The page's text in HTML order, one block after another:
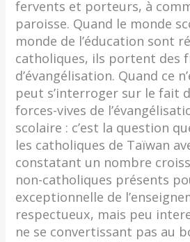
fervents et porteurs, à
paroisse. Quand le monde
monde de l’éducation sont
catholiques, ils portent des
d’évangélisation. Quand ce
peut s’interroger sur le fait
forces-vives de
scolaire : c’est la question
les catholiques de Taïwan
constatant un nombre
non-catholiques présents
exceptionnelle de
respectueux, mais peu
ne se convertissant pas au